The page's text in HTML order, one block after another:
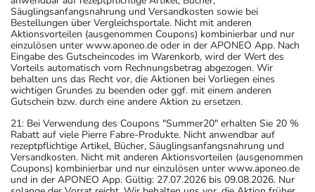
Säuglingsanfangsnahrung und Versandkosten sowie bei
Bestellungen über Vergleichsportale. Nicht mit anderen
Aktionsvorteilen (ausgenommen Coupons) kombinierbar und nur
einzulösen unter www.aponeo.de oder in der APONEO App. Nach
Eingabe des Gutscheincodes im Warenkorb, wird der Wert des
Vorteils automatisch vom Rechnungsbetrag abgezogen. Wir
behalten uns das Recht vor, die Aktionen bei Vorliegen eines
wichtigen Grundes zu beenden oder ggf. mit einem anderen
Gutschein bzw. durch eine andere Aktion zu ersetzen.
21: Bei Verwendung des Coupons "Summer20" erhalten Sie 20 %
Rabatt auf viele Pierre Fabre-Produkte. Nicht anwendbar auf
rezeptpflichtige Artikel, Bücher, Säuglingsanfangsnahrung und
Versandkosten. Nicht mit anderen Aktionsvorteilen (ausgenommen
Coupons) kombinierbar und nur einzulösen unter www.aponeo.de
und in der APONEO App. Gültig: 27.07.2026 bis 09.08.2026. Nur